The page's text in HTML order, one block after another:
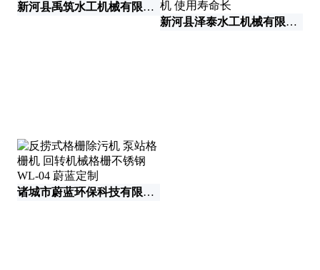
新河县禹筑水工机械有限公司
新河县泽泰水工机械有限公司
诸城市蔚蓝环保科技有限公司